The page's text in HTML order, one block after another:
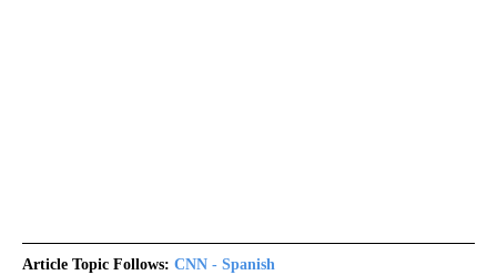
Article Topic Follows: CNN - Spanish